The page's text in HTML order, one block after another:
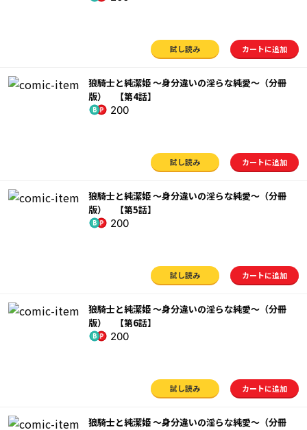
試し読み カートに追加
狼騎士と純潔姫 ～身分違いの淫らな純愛～（分冊
版） 【第4話】
200
試し読み カートに追加
狼騎士と純潔姫 ～身分違いの淫らな純愛～（分冊
版） 【第5話】
200
試し読み カートに追加
狼騎士と純潔姫 ～身分違いの淫らな純愛～（分冊
版） 【第6話】
200
試し読み カートに追加
狼騎士と純潔姫 ～身分違いの淫らな純愛～（分冊